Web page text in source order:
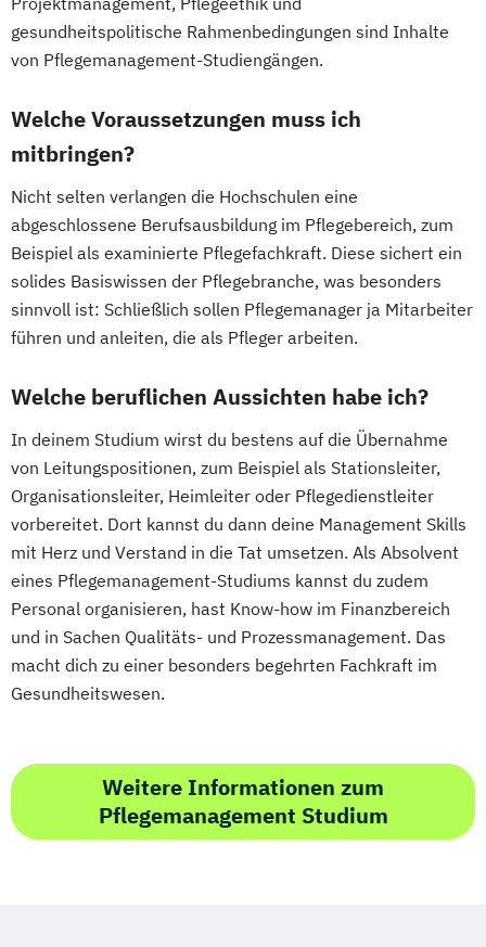
gesundheitspolitische Rahmenbedingungen sind Inhalte
von Pflegemanagement-Studiengängen.
Welche Voraussetzungen muss ich
mitbringen?
Nicht selten verlangen die Hochschulen eine
abgeschlossene Berufsausbildung im Pflegebereich, zum
Beispiel als examinierte Pflegefachkraft. Diese sichert ein
solides Basiswissen der Pflegebranche, was besonders
sinnvoll ist: Schließlich sollen Pflegemanager ja Mitarbeiter
führen und anleiten, die als Pfleger arbeiten.
Welche beruflichen Aussichten habe ich?
In deinem Studium wirst du bestens auf die Übernahme
von Leitungspositionen, zum Beispiel als Stationsleiter,
Organisationsleiter, Heimleiter oder Pflegedienstleiter
vorbereitet. Dort kannst du dann deine Management Skills
mit Herz und Verstand in die Tat umsetzen. Als Absolvent
eines Pflegemanagement-Studiums kannst du zudem
Personal organisieren, hast Know-how im Finanzbereich
und in Sachen Qualitäts- und Prozessmanagement. Das
macht dich zu einer besonders begehrten Fachkraft im
Gesundheitswesen.
Weitere Informationen zum
Pflegemanagement Studium